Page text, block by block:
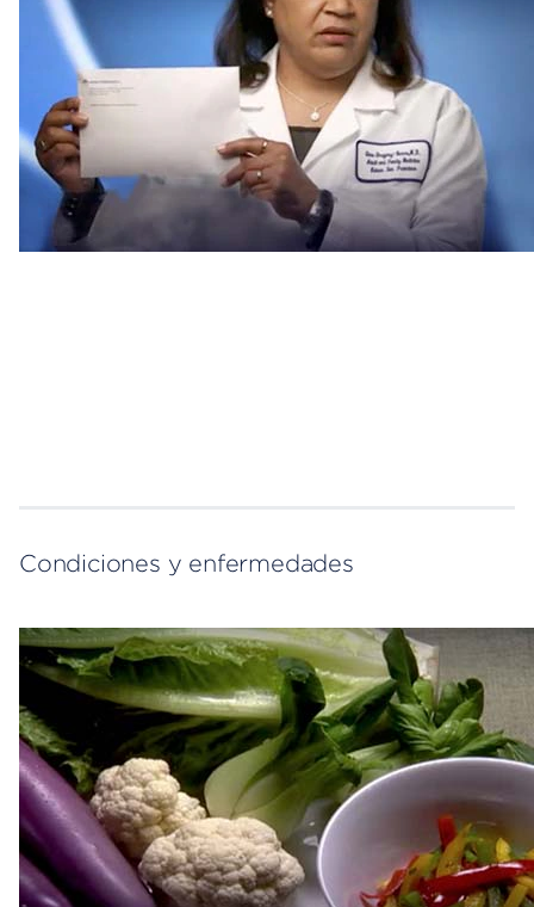
Condiciones y enfermedades